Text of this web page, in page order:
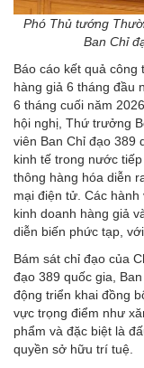
Phó Thủ tướng
Ban Chỉ
Báo cáo kết quả
hàng giả 6 tháng đầu
6 tháng cuối năm
hội nghị, Thứ trưởng
viên Ban Chỉ đạo 389
kinh tế trong nước
thông hàng hóa diễn
mại điện tử. Các
kinh doanh hàng giả
diễn biến phức tạp,
Bám sát chỉ đạo của
đạo 389 quốc gia,
động triển khai đồng
vực trọng điểm như
phẩm và đặc biệt là
quyền sở hữu trí tuệ.